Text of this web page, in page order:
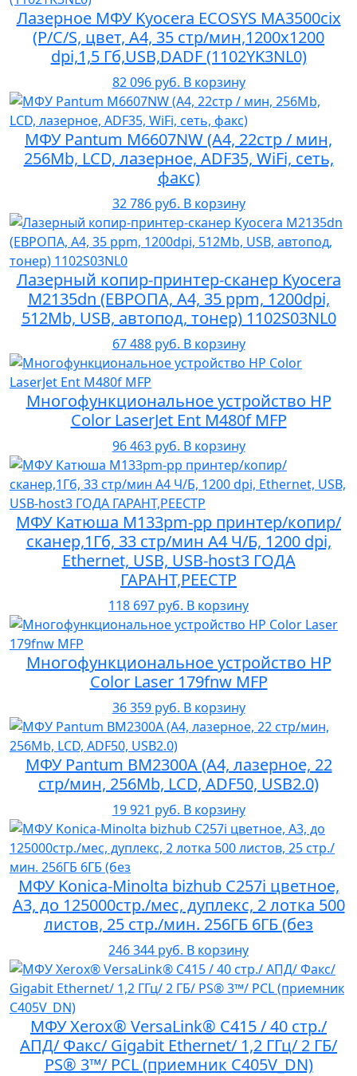
Лазерное МФУ Kyocera ECOSYS MA3500cix
(P/C/S, цвет, A4, 35 стр/мин,1200x1200
dpi,1,5 Гб,USB,DADF (1102YK3NL0)
82 096 руб. В корзину
МФУ Pantum M6607NW (A4, 22стр / мин,
256Mb, LCD, лазерное, ADF35, WiFi, сеть,
факс)
32 786 руб. В корзину
Лазерный копир-принтер-сканер Kyocera
M2135dn (ЕВРОПА, А4, 35 ppm, 1200dpi,
512Mb, USB, автопод, тонер) 1102S03NL0
67 488 руб. В корзину
Многофункциональное устройство HP
Color LaserJet Ent M480f MFP
96 463 руб. В корзину
МФУ Катюша M133pm-pp принтер/копир/
сканер,1Гб, 33 стр/мин А4 Ч/Б, 1200 dpi,
Ethernet, USB, USB-host3 ГОДА
ГАРАНТ,РЕЕСТР
118 697 руб. В корзину
Многофункциональное устройство HP
Color Laser 179fnw MFP
36 359 руб. В корзину
МФУ Pantum BM2300A (А4, лазерное, 22
стр/мин, 256Mb, LCD, ADF50, USB2.0)
19 921 руб. В корзину
МФУ Konica-Minolta bizhub C257i цветное,
А3, до 125000стр./мес, дуплекс, 2 лотка 500
листов, 25 стр./мин. 256ГБ 6ГБ (без
246 344 руб. В корзину
МФУ Xerox® VersaLink® C415 / 40 стр./
АПД/ Факс/ Gigabit Ethernet/ 1,2 ГГц/ 2 ГБ/
PS® 3™/ PCL (приемник C405V_DN)